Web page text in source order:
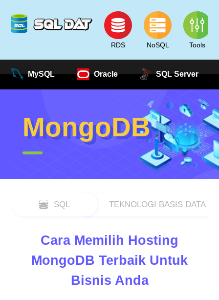
RDS NoSQL Tools
MySQL Oracle SQL Server
MongoDB
SQL TEKNOLOGI BASIS DATA
Cara Memilih Hosting
MongoDB Terbaik Untuk
Bisnis Anda